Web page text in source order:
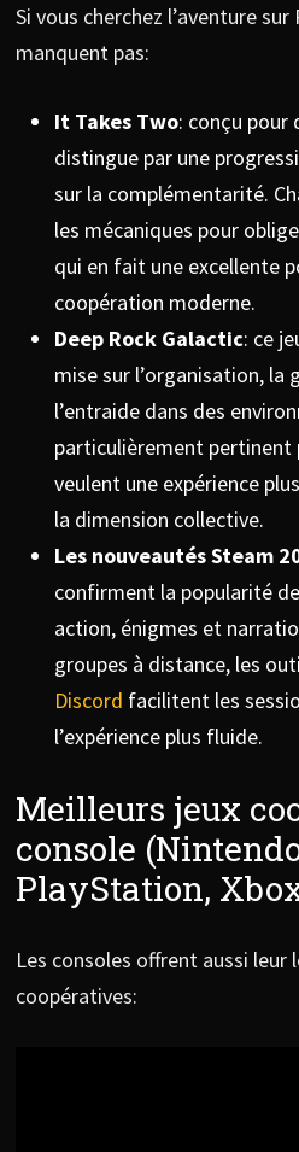
Si vous cherchez l’aventure
manquent pas:
It Takes Two: conçu pour
distingue par une
sur la complémentarité.
les mécaniques pour
qui en fait une excellente
coopération moderne.
Deep Rock Galactic: ce
mise sur l’organisation, la
l’entraide dans des
particulièrement pertinent
veulent une expérience
la dimension collective.
Les nouveautés Steam
confirment la popularité
action, énigmes et
groupes à distance, les
Discord facilitent les
l’expérience plus fluide.
Meilleurs jeux
console
PlayStation,
Les consoles offrent aussi leur
coopératives: